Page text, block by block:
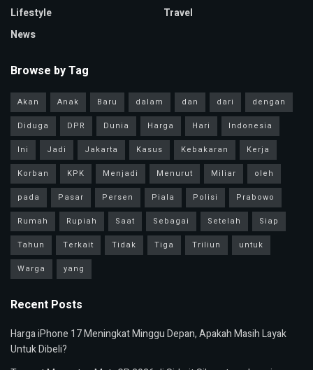
Lifestyle
News
Travel
Browse by Tag
Akan Anak Baru dalam dan dari
dengan
Diduga
DPR Dunia Harga Hari
Indonesia
Ini
Jadi Jakarta Kasus Kebakaran
Kerja
Korban
KPK Menjadi Menurut Miliar
oleh
pada
Pasar Persen Piala Polisi
Prabowo
Rumah
Rupiah Saat Sebagai Setelah
Siap
Tahun
Terkait Tidak Tiga Triliun
untuk
Warga
yang
Recent Posts
Harga iPhone 17 Meningkat Minggu Depan, Apakah Masih Layak
Untuk Dibeli?